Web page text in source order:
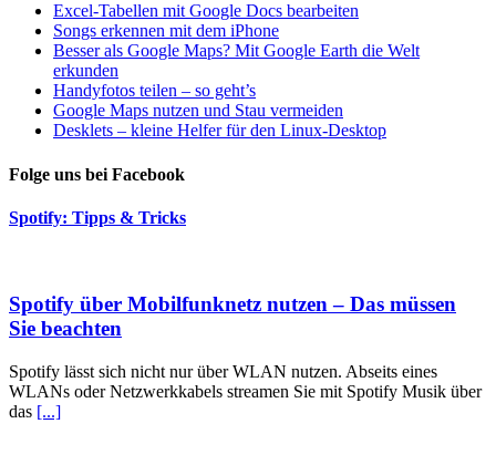
Excel-Tabellen mit Google Docs bearbeiten
Songs erkennen mit dem iPhone
Besser als Google Maps? Mit Google Earth die Welt
erkunden
Handyfotos teilen – so geht’s
Google Maps nutzen und Stau vermeiden
Desklets – kleine Helfer für den Linux-Desktop
Folge uns bei Facebook
Spotify: Tipps & Tricks
Spotify über Mobilfunknetz nutzen – Das müssen
Sie beachten
Spotify lässt sich nicht nur über WLAN nutzen. Abseits eines
WLANs oder Netzwerkkabels streamen Sie mit Spotify Musik über
das [...]